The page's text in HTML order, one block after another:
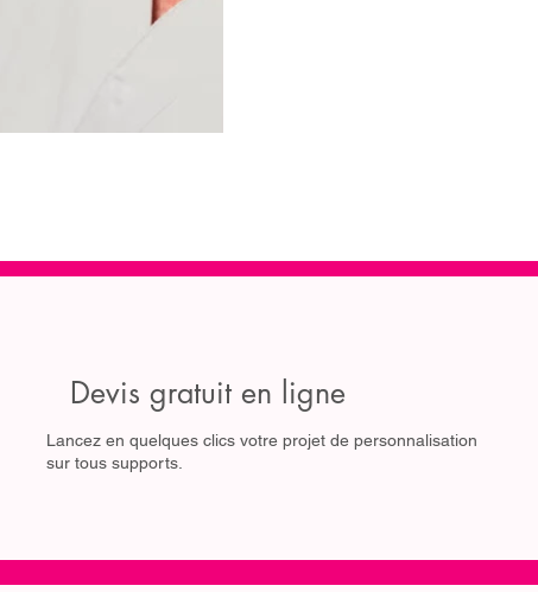
Devis gratuit en ligne
Lancez en quelques clics votre projet de personnalisation
sur tous supports.